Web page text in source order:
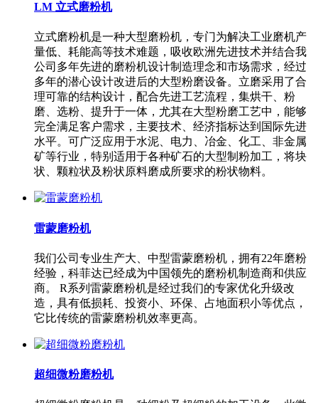
LM 立式磨粉机
立式磨粉机是一种大型磨粉机，专门为解决工业磨机产
量低、耗能高等技术难题，吸收欧洲先进技术并结合我
公司多年先进的磨粉机设计制造理念和市场需求，经过
多年的潜心设计改进后的大型粉磨设备。立磨采用了合
理可靠的结构设计，配合先进工艺流程，集烘干、粉
磨、选粉、提升于一体，尤其在大型粉磨工艺中，能够
完全满足客户需求，主要技术、经济指标达到国际先进
水平。可广泛应用于水泥、电力、冶金、化工、非金属
矿等行业，特别适用于各种矿石的大型制粉加工，将块
状、颗粒状及粉状原料磨成所要求的粉状物料。
雷蒙磨粉机
我们公司专业生产大、中型雷蒙磨粉机，拥有22年磨粉
经验，科菲达已经成为中国领先的磨粉机制造商和供应
商。 R系列雷蒙磨粉机是经过我们的专家优化升级改
造，具有低损耗、投资小、环保、占地面积小等优点，
它比传统的雷蒙磨粉机效率更高。
超细微粉磨粉机